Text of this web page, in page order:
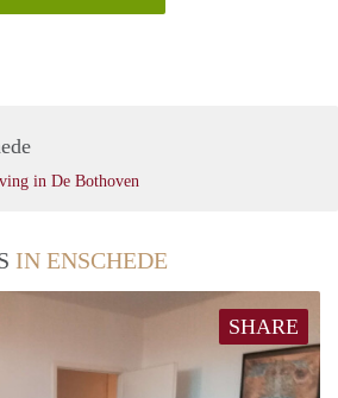
in De Bothoven
IN ENSCHEDE
SHARE